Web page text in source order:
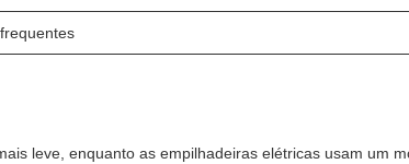
leve, enquanto as empilhadeiras elétricas usam um